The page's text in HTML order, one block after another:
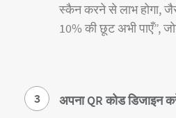
स्कैन करने से लाभ होगा,
10% की छूट अभी पाएँ”,
3 अपना QR कोड डिजाइन